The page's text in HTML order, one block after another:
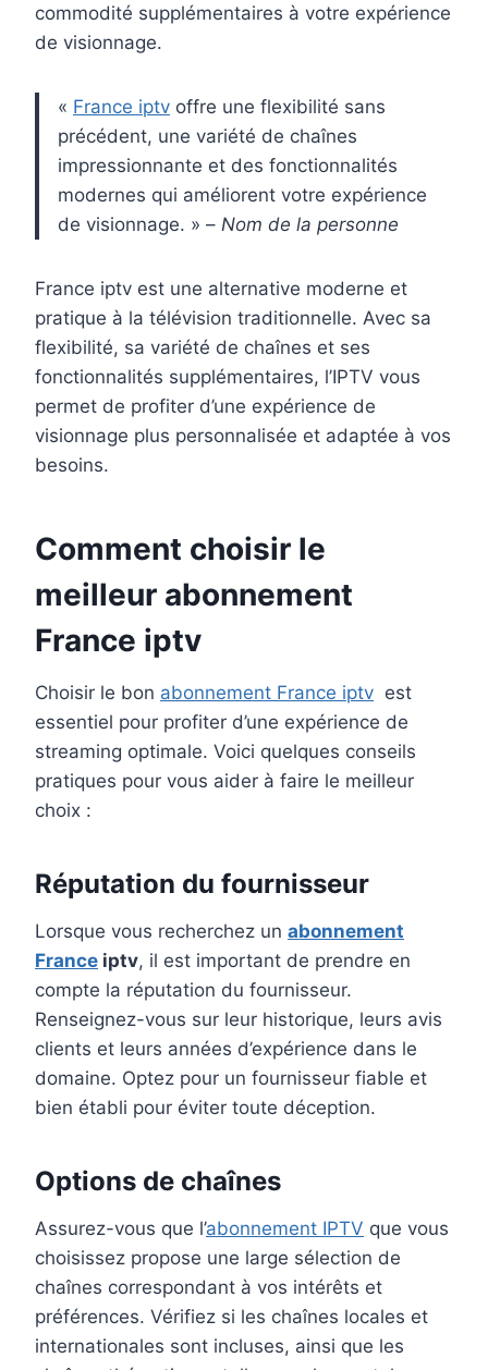
commodité supplémentaires à votre expérience
de visionnage.
« France iptv offre une flexibilité sans
précédent, une variété de chaînes
impressionnante et des fonctionnalités
modernes qui améliorent votre expérience
de visionnage. » – Nom de la personne
France iptv est une alternative moderne et
pratique à la télévision traditionnelle. Avec sa
flexibilité, sa variété de chaînes et ses
fonctionnalités supplémentaires, l’IPTV vous
permet de profiter d’une expérience de
visionnage plus personnalisée et adaptée à vos
besoins.
Comment choisir le
meilleur abonnement
France iptv
Choisir le bon abonnement France iptv est
essentiel pour profiter d’une expérience de
streaming optimale. Voici quelques conseils
pratiques pour vous aider à faire le meilleur
choix :
Réputation du fournisseur
Lorsque vous recherchez un abonnement
France iptv, il est important de prendre en
compte la réputation du fournisseur.
Renseignez-vous sur leur historique, leurs avis
clients et leurs années d’expérience dans le
domaine. Optez pour un fournisseur fiable et
bien établi pour éviter toute déception.
Options de chaînes
Assurez-vous que l’abonnement IPTV que vous
choisissez propose une large sélection de
chaînes correspondant à vos intérêts et
préférences. Vérifiez si les chaînes locales et
internationales sont incluses, ainsi que les